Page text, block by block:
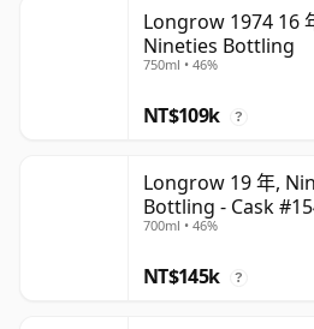
Longrow 1974 16
Nineties Bottling
750ml • 46%
NT$109k ?
Longrow 19 年,
Bottling - Cask
700ml • 46%
NT$145k ?